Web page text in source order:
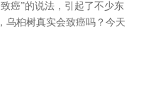
癌”的说法，引起了不少东
乌桕树真实会致癌吗？今天